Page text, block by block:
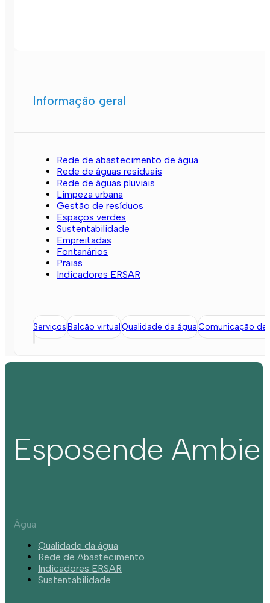
Informação geral
Rede de abastecimento de água
Rede de águas residuais
Rede de águas pluviais
Limpeza urbana
Gestão de resíduos
Espaços verdes
Sustentabilidade
Empreitadas
Fontanários
Praias
Indicadores ERSAR
ServiçosBalcão virtualQualidade da águaComunicação de
Esposende
Água
Qualidade da água
Rede de Abastecimento
Indicadores ERSAR
Sustentabilidade